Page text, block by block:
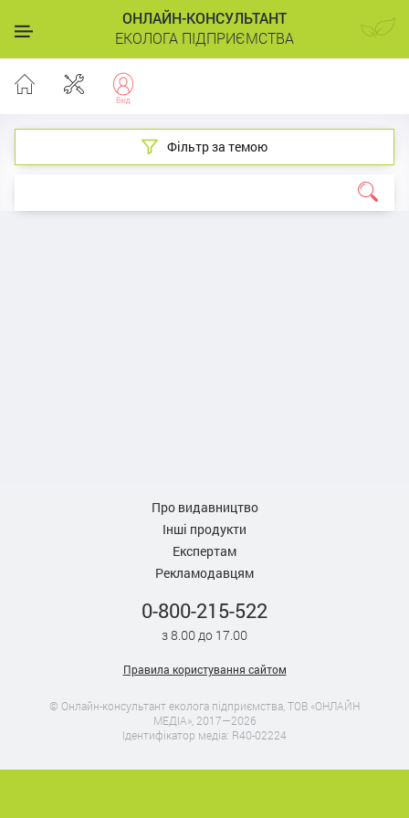
ОНЛАЙН-КОНСУЛЬТАНТ
ЕКОЛОГА ПІДПРИЄМСТВА
Фільтр за темою
Про видавництво
Інші продукти
Експертам
Рекламодавцям
0-800-215-522
з 8.00 до 17.00
Правила користування сайтом
© Онлайн-консультант еколога підприємства, ТОВ «ОНЛАЙН
МЕДІА», 2017—2026
Ідентифікатор медіа: R40-02224